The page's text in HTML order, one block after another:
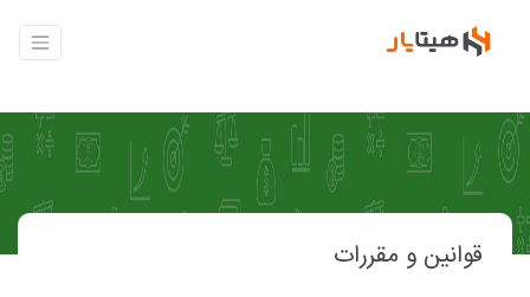
قوانین و مقررات